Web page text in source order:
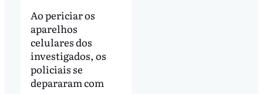
Ao periciar os
aparelhos
celulares dos
investigados, os
policiais se
depararam com